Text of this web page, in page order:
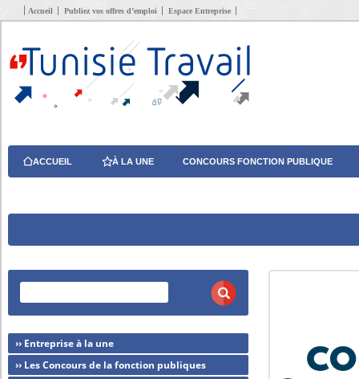
Accueil Publiez vos offres d’emploi Espace Entreprise
ACCUEIL À LA UNE CONCOURS FONCTION PUBLIQUE
›› Entreprise à la une
›› Les Concours de la fonction publiques